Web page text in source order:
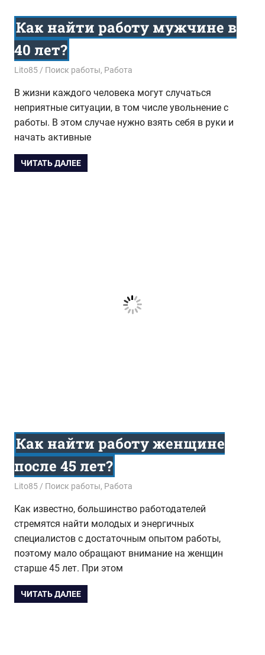
Как найти работу мужчине в
40 лет?
01.02.2016
Lito85 Поиск работы, Работа
В жизни каждого человека могут случаться
неприятные ситуации, в том числе увольнение с
работы. В этом случае нужно взять себя в руки и
начать активные
ЧИТАТЬ ДАЛЕЕ
Как найти работу женщине
после 45 лет?
01.02.2016
Lito85 Поиск работы, Работа
Как известно, большинство работодателей
стремятся найти молодых и энергичных
специалистов с достаточным опытом работы,
поэтому мало обращают внимание на женщин
старше 45 лет. При этом
ЧИТАТЬ ДАЛЕЕ